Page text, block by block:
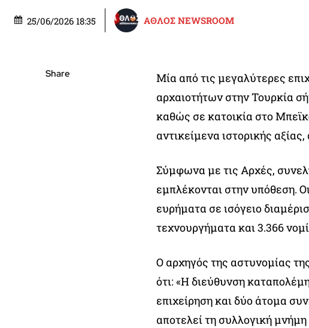
25/06/2026 18:35 ΑΘΛΟΣ NEWSROOM
Share
Μία από τις μεγαλύτερες
αρχαιοτήτων στην Τουρκία
καθώς σε κατοικία στο
αντικείμενα ιστορικής
Σύμφωνα με τις Αρχές,
εμπλέκονται στην υπόθεση.
ευρήματα σε ισόγειο
τεχνουργήματα και 3.366
Ο αρχηγός της αστυνομίας
ότι: «Η διεύθυνση
επιχείρηση και δύο άτομα
αποτελεί τη συλλογική